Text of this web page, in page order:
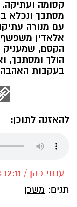
קסומה
מסתבך ונכלא
עם מנורה
אלאדין משפשף
הקסם, שמעניק
הולך ומסתבך,
בעקבות
להאזנה לתוכן:
ענתי כהן / 12:11 18.11.13
תגים: משכן